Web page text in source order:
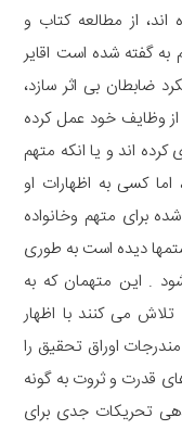
از مطالعه کتاب و
گفته شده است اقایر
ضابطان بی اثر سازد،
وظایف خود عمل کرده
کرده اند و یا انکه متهم
کسی به اظهارات او
برای متهم وخانواده
دیده است به طوری
. این متهمان که به
می کنند با اظهار
اوراق تحقیق را
قدرت و ثروت به گونه
تحریکات جدی برای